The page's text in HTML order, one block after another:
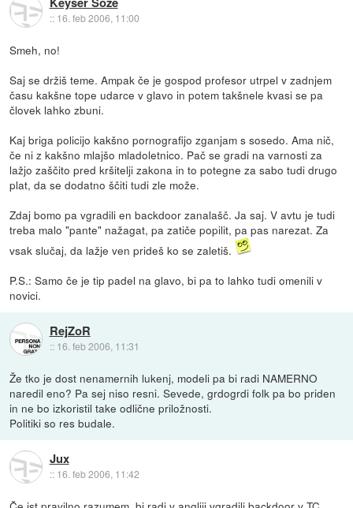
:: 16. feb 2006, 11:00
Smeh, no!
Saj se držiš teme. Ampak če je gospod profesor utrpel v zadnjem
času kakšne tope udarce v glavo in potem takšnele kvasi se pa
človek lahko zbuni.
Kaj briga policijo kakšno pornografijo zganjam s sosedo. Ama nič,
če ni z kakšno mlajšo mladoletnico. Pač se gradi na varnosti za
lažjo zaščito pred kršitelji zakona in to potegne za sabo tudi drugo
plat, da se dodatno ščiti tudi zle može.
Zdaj bomo pa vgradili en backdoor zanalašč. Ja saj. V avtu je tudi
treba malo "pante" nažagat, pa zatiče popilit, pa pas narezat. Za
vsak slučaj, da lažje ven prideš ko se zaletiš.
P.S.: Samo če je tip padel na glavo, bi pa to lahko tudi omenili v
novici.
RejZoR
:: 16. feb 2006, 11:31
Že tko je dost nenamernih lukenj, modeli pa bi radi NAMERNO
naredil eno? Pa sej niso resni. Sevede, grdogrdi folk pa bo priden
in ne bo izkoristil take odlične priložnosti.
Politiki so res budale.
Jux
:: 16. feb 2006, 11:42